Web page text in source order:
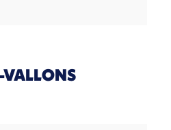
VALLONS